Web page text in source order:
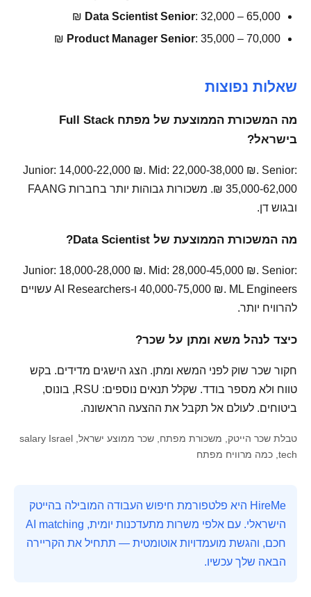
Data Scientist Senior: 32,000 – 65,000 ₪
Product Manager Senior: 35,000 – 70,000 ₪
שאלות נפוצות
מה המשכורת הממוצעת של מפתח Full Stack
בישראל?
Junior: 14,000-22,000 ₪. Mid: 22,000-38,000 ₪. Senior:
35,000-62,000 ₪. משכורות גבוהות יותר בחברות FAANG
ובגוש דן.
מה המשכורת הממוצעת של Data Scientist?
Junior: 18,000-28,000 ₪. Mid: 28,000-45,000 ₪. Senior:
40,000-75,000 ₪. ML Engineers ו-AI Researchers עשויים
להרוויח יותר.
כיצד לנהל משא ומתן על שכר?
חקור שכר שוק לפני המשא ומתן. הצג הישגים מדידים. בקש
טווח ולא מספר בודד. שקלל תנאים נוספים: RSU, בונוס,
ביטוחים. לעולם אל תקבל את ההצעה הראשונה.
טבלת שכר הייטק, משכורת מפתח, שכר ממוצע ישראל, salary Israel
tech, כמה מרוויח מפתח
HireMe היא פלטפורמת חיפוש העבודה המובילה בהייטק
הישראלי. עם אלפי משרות מתעדכנות יומית, AI matching
חכם, והגשת מועמדויות אוטומטית — תתחיל את הקריירה
הבאה שלך עכשיו.